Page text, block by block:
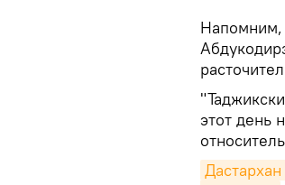
Напомним,
этот день